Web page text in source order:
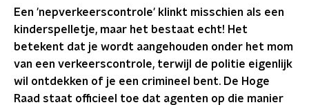
Een 'nepverkeerscontrole' klinkt misschien als een
kinderspelletje, maar het bestaat echt! Het
betekent dat je wordt aangehouden onder het mom
van een verkeerscontrole, terwijl de politie eigenlijk
wil ontdekken of je een crimineel bent. De Hoge
Raad staat officieel toe dat agenten op die manier